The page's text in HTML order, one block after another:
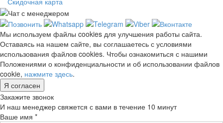
Мы используем файлы cookies для улучшения работы сайта.
Оставаясь на нашем сайте, вы соглашаетесь с условиями
использования файлов cookies. Чтобы ознакомиться с нашими
Положениями о конфиденциальности и об использовании файлов
cookie, нажмите здесь.
Я согласен
Закажите звонок
И наш менеджер свяжется с вами в течение 10 минут
Ваше имя *